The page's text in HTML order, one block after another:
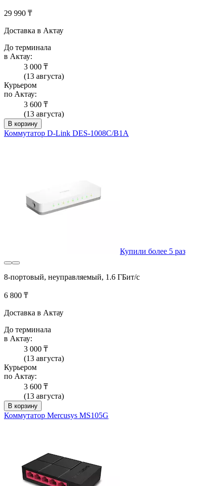
29 990 ₸
Доставка в Актау
До терминала
в Актау:
3 000 ₸
(13 августа)
Курьером
по Актау:
3 600 ₸
(13 августа)
В корзину
Коммутатор D-Link DES-1008C/B1A
Купили более 5 раз
8-портовый, неуправляемый, 1.6 ГБит/с
6 800 ₸
Доставка в Актау
До терминала
в Актау:
3 000 ₸
(13 августа)
Курьером
по Актау:
3 600 ₸
(13 августа)
В корзину
Коммутатор Mercusys MS105G